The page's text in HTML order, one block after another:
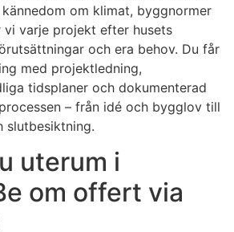
om klimat, byggnormer
vi varje projekt efter husets
och era behov. Du får
med projektledning,
tidsplaner och dokumenterad
– från idé och bygglov till
slutbesiktning.
uterum i
om offert via